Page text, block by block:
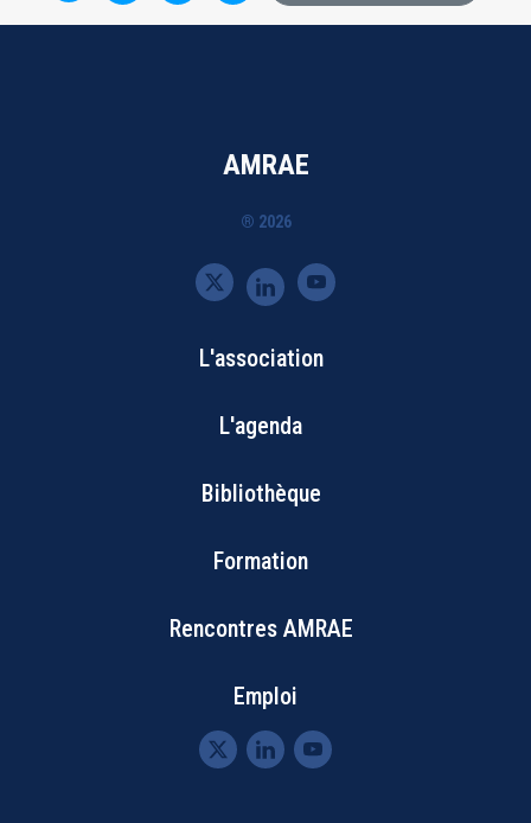
AMRAE
® 2026
Bottom
Footer
Menu
L'association
L'agenda
Bibliothèque
Formation
Rencontres AMRAE
Emploi